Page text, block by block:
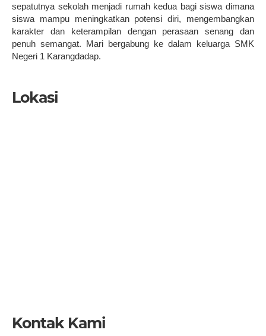
sepatutnya sekolah menjadi rumah kedua bagi siswa dimana
siswa mampu meningkatkan potensi diri, mengembangkan
karakter dan keterampilan dengan perasaan senang dan
penuh semangat. Mari bergabung ke dalam keluarga SMK
Negeri 1 Karangdadap.
Lokasi
Kontak Kami